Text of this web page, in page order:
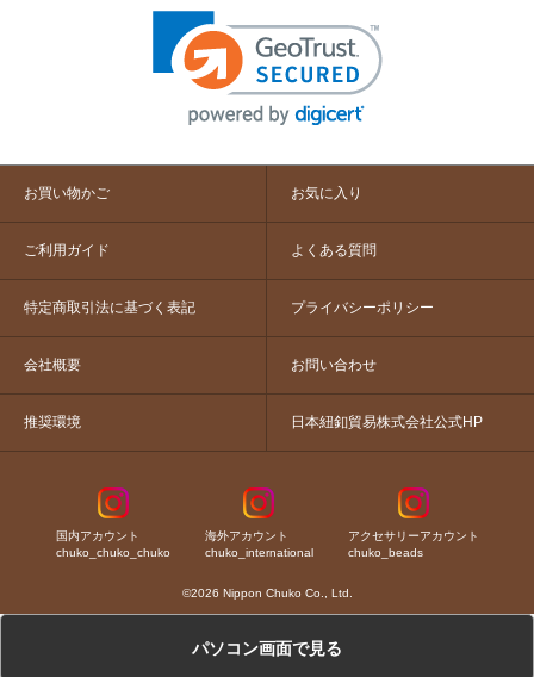
お買い物かご お気に入り
ご利用ガイド よくある質問
特定商取引法に基づく表記 プライバシーポリシー
会社概要 お問い合わせ
推奨環境 日本紐釦貿易株式会社公式HP
国内アカウント
chuko_chuko_chuko
海外アカウント
chuko_international
アクセサリーアカウント
chuko_beads
©2026 Nippon Chuko Co., Ltd.
パソコン画面で見る